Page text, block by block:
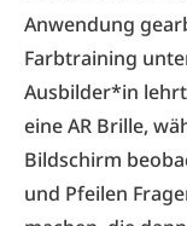
Anwendung
Farbtraining
Ausbilder*in
eine AR Brille,
Bildschirm
und Pfeilen